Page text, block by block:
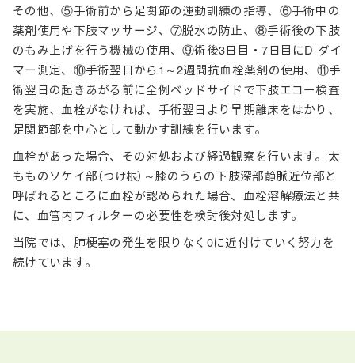
その他、⑤手術前から足関節の運動訓練の指導、⑥手術中の
薬剤使用や下肢マッサージ、⑦脱水の防止、⑧手術後の下肢
のもみ上げを行う機械の使用、⑨術後3日目・7日目にD-ダイ
マー測定、⑩手術翌日から1～2週間抗血栓薬剤の使用、⑪手
術翌日の起きあがる前に全例ベッドサイドで下肢エコー検査
を実施、血栓がなければ、手術翌日より早期離床をはかり、
足関節部を中心として動かす訓練を行います。
血栓があった場合、その対処および経過観察を行います。太
もものソケイ部（つけ根） ～膝のうらの下肢深部静脈近位部と
呼ばれるところに血栓が認められた場合、血栓溶解療法と共
に、血管内フィルターの必要性を検討後対処します。
当院では、肺梗塞の発生を限りなく0に近付けていく努力を
続けています。